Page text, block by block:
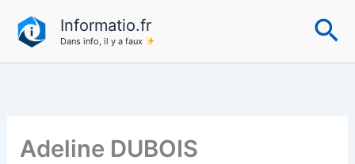
contenu
Informatio.fr
Dans info, il y a faux
Adeline DUBOIS